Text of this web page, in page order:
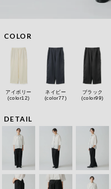
COLOR
アイボリー
(color12)
ネイビー
(color77)
ブラック
(color99)
DETAIL